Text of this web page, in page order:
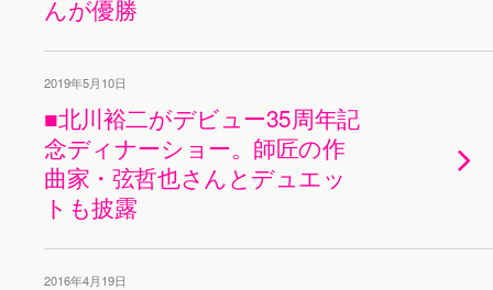
んが優勝
2019年5月10日
■北川裕二がデビュー35周年記
念ディナーショー。師匠の作
曲家・弦哲也さんとデュエッ
トも披露
2016年4月19日